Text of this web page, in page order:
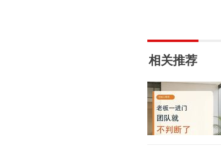
相关推荐